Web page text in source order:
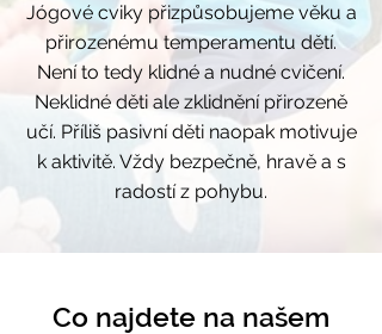
Jógové cviky přizpůsobujeme věku a
přirozenému temperamentu dětí.
Není to tedy klidné a nudné cvičení.
Neklidné děti ale zklidnění přirozeně
učí. Příliš pasivní děti naopak motivuje
k aktivitě. Vždy bezpečně, hravě a s
radostí z pohybu.
Co najdete na našem